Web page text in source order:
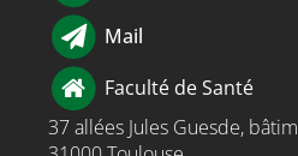
Mail
Faculté de Santé
37 allées Jules Guesde,